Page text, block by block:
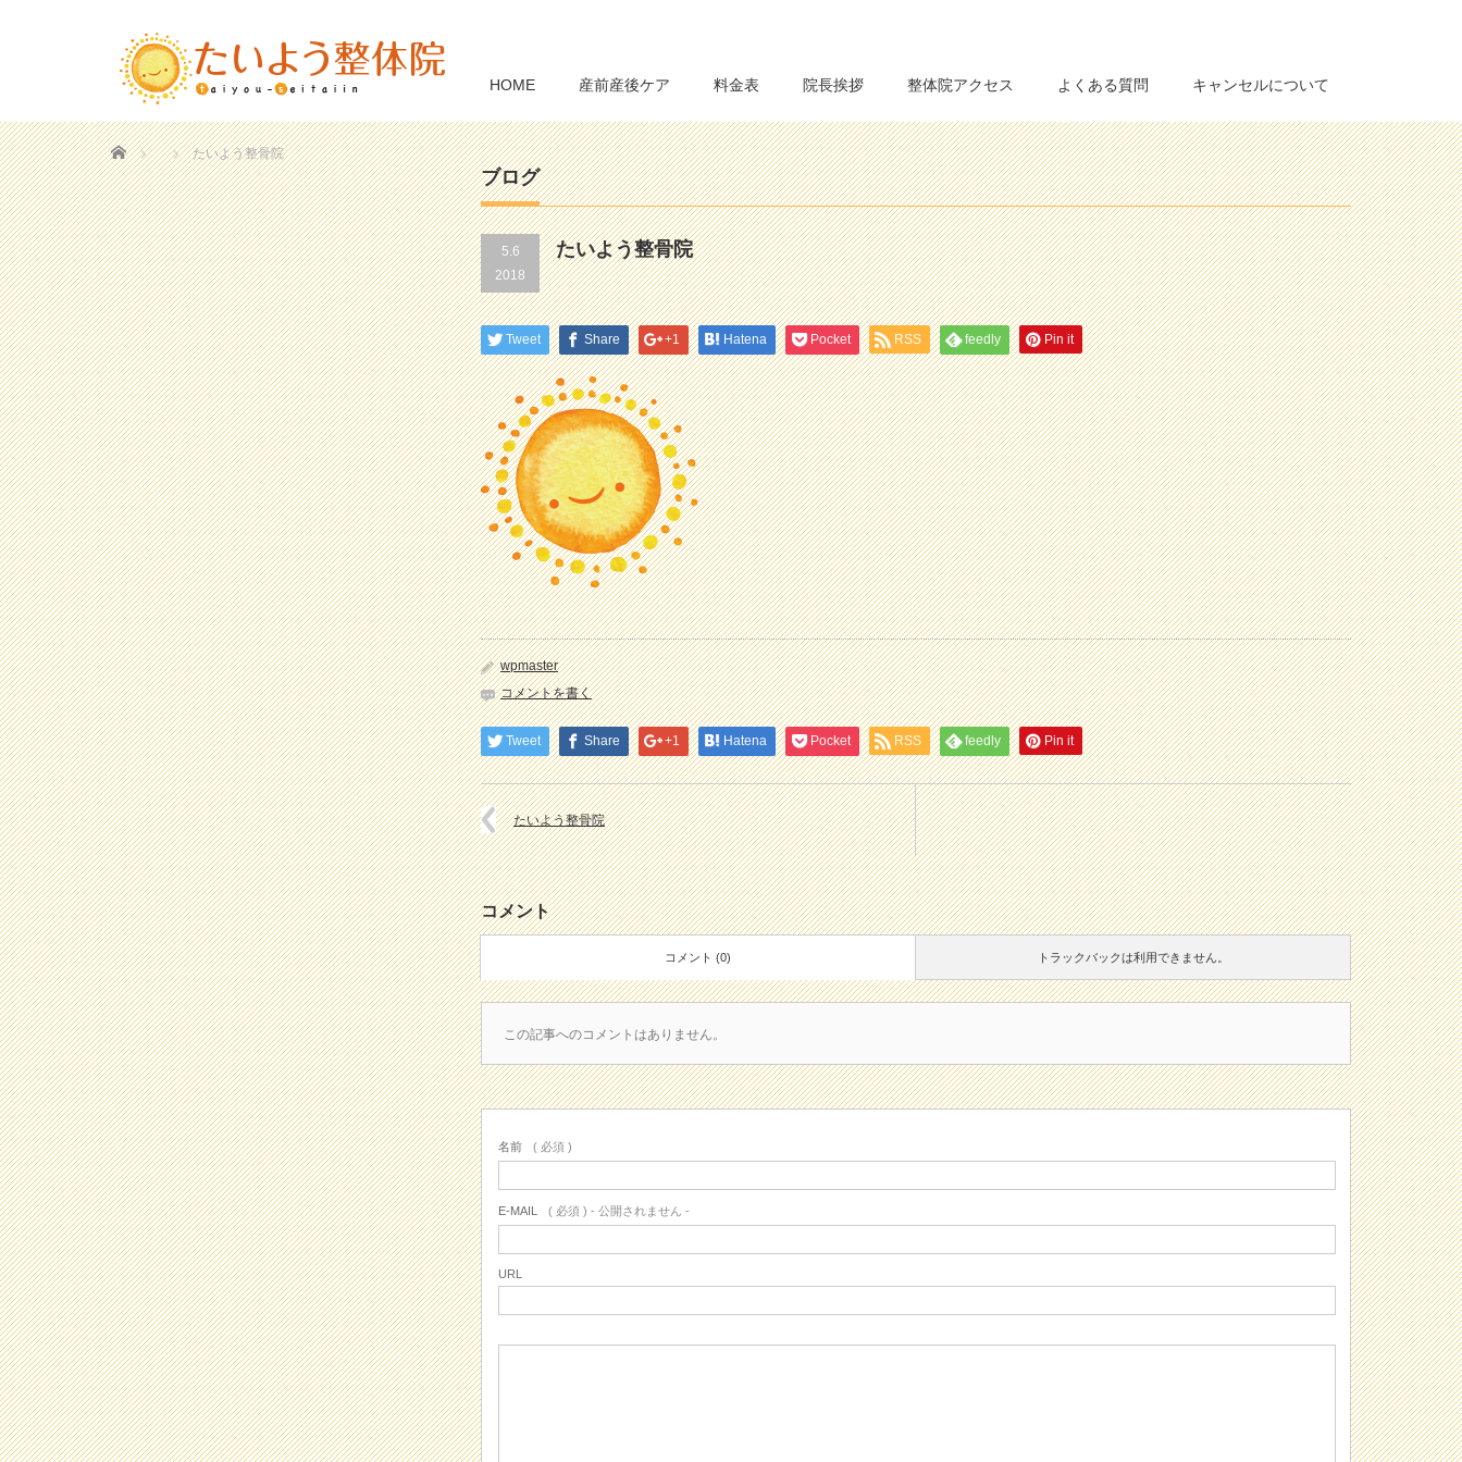
HOME 産前産後ケア 料金表 院長挨拶 整体院アクセス よくある質問 キャンセルについて
Home たいよう整骨院
ブログ
5.6
2018
たいよう整骨院
Tweet Share +1 Hatena Pocket RSS feedly Pin it
wpmaster
コメントを書く
Tweet Share +1 Hatena Pocket RSS feedly Pin it
たいよう整骨院
コメント
トラックバックは利用できません。
コメント (0)
この記事へのコメントはありません。
名前 ( 必須 )
E-MAIL ( 必須 ) - 公開されません -
URL